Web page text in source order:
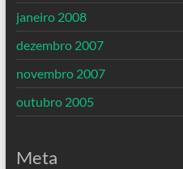
janeiro 2008
dezembro 2007
novembro 2007
outubro 2005
Meta